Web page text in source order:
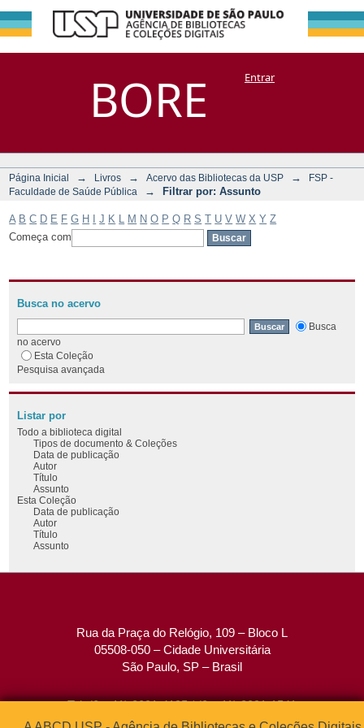
BORE
Filtrar por:
Assunto
DSpace/Manakin + CoriscoEntrar
Página Inicial → Livros → Acervo das Bibliotecas da USP →
FSP -
Faculdade de Saúde Pública
→ Filtrar por: Assunto
A B C D E F G H J K M N O P Q R S T U V W X Y Z
Começa com
Busca no acervo
Busca
no acervo
Esta Coleção
Pesquisa avançada
Listar por
Todo a biblioteca digital
Tipos de documento & Coleções
Data de publicação
Autor
Título
Assunto
Esta Coleção
Data de publicação
Autor
Título
Assunto
Rua da Praça do Relógio, 109 – Bloco L
05508-050 – Cidade Universitária
São Paulo, SP – Brasil
Tel: (0xx11) 3091-4195 / (0xx11) 3091-1541
Fax: (0xx11) 3091-1567